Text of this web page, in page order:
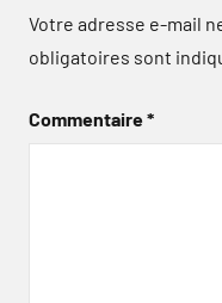
Votre adresse e-mail
obligatoires sont
Commentaire*